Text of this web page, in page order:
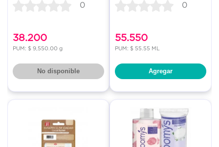
0
38.200
PUM: $ 9,550.00 g
No disponible
0
55.550
PUM: $ 55.55 ML
Agregar